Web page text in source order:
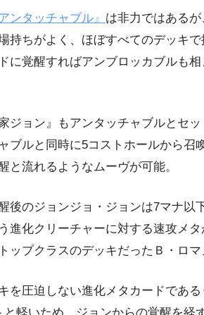
ンタッチャブル』 は非力ではある
持ちがよく、ほぼすべてのデッキ
に覚醒すればアンブロッカブルも
ジョン』もアンタッチャブルとセ
ブルと同時に5コストホールから
と流れるようなムーヴが可能。
後のジョンジョ・ジョンは7マナ以
進化クリーチャーに対する速攻メ
ップクラスのデッキだったＢ・ロマ
を圧迫しない進化メタカードであ